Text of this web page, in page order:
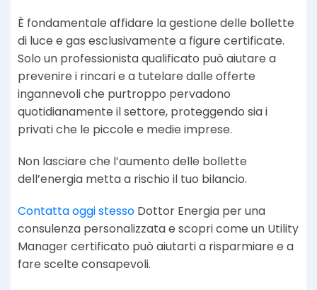
È fondamentale affidare la gestione delle bollette
di luce e gas esclusivamente a figure certificate.
Solo un professionista qualificato può aiutare a
prevenire i rincari e a tutelare dalle offerte
ingannevoli che purtroppo pervadono
quotidianamente il settore, proteggendo sia i
privati che le piccole e medie imprese.
Non lasciare che l’aumento delle bollette
dell’energia metta a rischio il tuo bilancio.
Contatta oggi stesso Dottor Energia per una
consulenza personalizzata e scopri come un Utility
Manager certificato può aiutarti a risparmiare e a
fare scelte consapevoli.